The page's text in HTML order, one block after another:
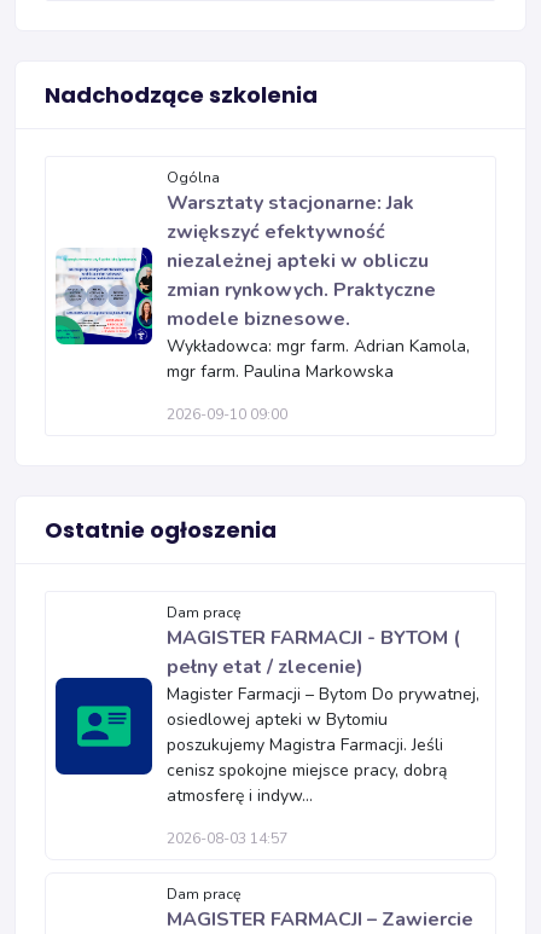
Nadchodzące szkolenia
Ogólna
Warsztaty stacjonarne: Jak
zwiększyć efektywność
niezależnej apteki w obliczu
zmian rynkowych. Praktyczne
modele biznesowe.
Wykładowca: mgr farm. Adrian Kamola,
mgr farm. Paulina Markowska
2026-09-10 09:00
Ostatnie ogłoszenia
Dam pracę
MAGISTER FARMACJI - BYTOM (
pełny etat / zlecenie)
Magister Farmacji – Bytom Do prywatnej,
osiedlowej apteki w Bytomiu
poszukujemy Magistra Farmacji. Jeśli
cenisz spokojne miejsce pracy, dobrą
atmosferę i indyw...
2026-08-03 14:57
Dam pracę
MAGISTER FARMACJI – Zawiercie